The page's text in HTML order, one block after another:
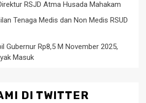
RSJD Atma Husada Mahakam
Tenaga Medis dan Non Medis RSUD
Gubernur Rp8,5 M November 2025,
Masuk
DI TWITTER